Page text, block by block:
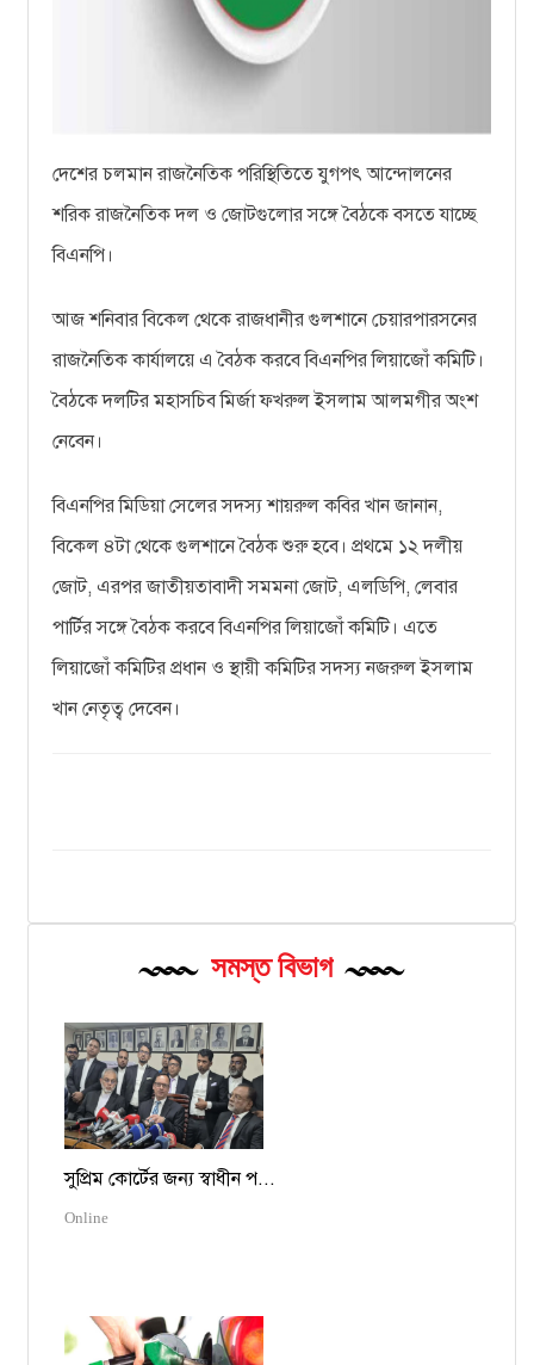
দেশের চলমান রাজনৈতিক পরিস্থিতিতে যুগপৎ আন্দোলনের
শরিক রাজনৈতিক দল ও জোটগুলোর সঙ্গে বৈঠকে বসতে যাচ্ছে
বিএনপি।
আজ শনিবার বিকেল থেকে রাজধানীর গুলশানে চেয়ারপারসনের
রাজনৈতিক কার্যালয়ে এ বৈঠক করবে বিএনপির লিয়াজোঁ কমিটি।
বৈঠকে দলটির মহাসচিব মির্জা ফখরুল ইসলাম আলমগীর অংশ
নেবেন।
বিএনপির মিডিয়া সেলের সদস্য শায়রুল কবির খান জানান,
বিকেল ৪টা থেকে গুলশানে বৈঠক শুরু হবে। প্রথমে ১২ দলীয়
জোট, এরপর জাতীয়তাবাদী সমমনা জোট, এলডিপি, লেবার
পার্টির সঙ্গে বৈঠক করবে বিএনপির লিয়াজোঁ কমিটি। এতে
লিয়াজোঁ কমিটির প্রধান ও স্থায়ী কমিটির সদস্য নজরুল ইসলাম
খান নেতৃত্ব দেবেন।
সমস্ত বিভাগ
সুপ্রিম কোর্টের জন্য স্বাধীন প...
Online